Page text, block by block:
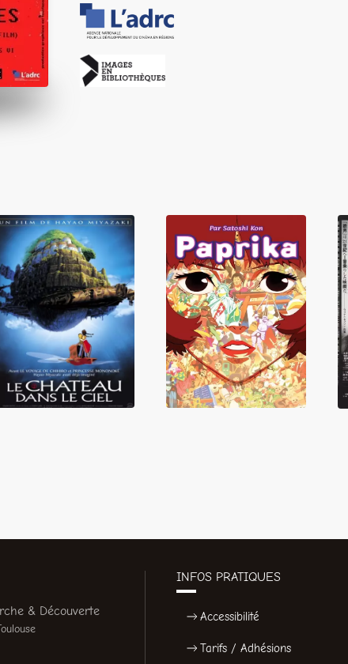
Le Château dans
le Ciel
Paprika
& Découverte
INFOS PRATIQUES
Accessibilité
Tarifs / Adhésions